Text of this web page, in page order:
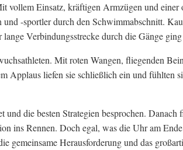
vollem Einsatz, kräftigen Armzügen und einer
-sportler durch den Schwimmabschnitt.
Verbindungsstrecke durch die Gänge
Mit roten Wangen, fliegenden
Applaus liefen sie schließlich ein und fühlten
die besten Strategien besprochen.
ins Rennen. Doch egal, was die Uhr am
gemeinsame Herausforderung und das